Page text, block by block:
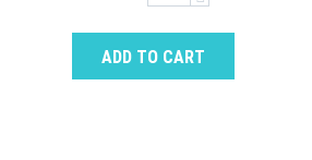
ADD TO CART